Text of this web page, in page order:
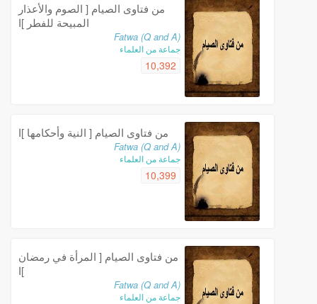
من فتاوى الصيام [ الصوم والأعذار
المبيحة للفطر ]ا
Fatwa (Q and A)
جماعة من العلماء
10,392
من فتاوى الصيام [ النية وأحكامها ]ا
Fatwa (Q and A)
جماعة من العلماء
10,399
من فتاوى الصيام [ المرأة في رمضان
]ا
Fatwa (Q and A)
جماعة من العلماء